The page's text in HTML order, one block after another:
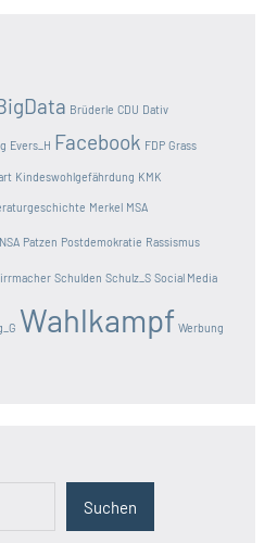
Brüderle CDU Dativ
Evers_H Facebook FDP Grass
Kindeswohlgefährdung KMK
Merkel MSA
NSA Patzen Postdemokratie Rassismus
Schulden Schulz_S Social Media
Wahlkampf Werbung
Suchen